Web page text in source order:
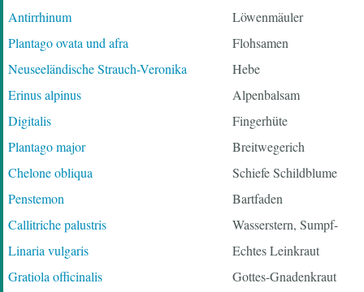
Antirrhinum
Löwenmäuler
Plantago ovata und afra
Flohsamen
Neuseeländische Strauch-Veronika
Hebe
Erinus alpinus
Alpenbalsam
Digitalis
Fingerhüte
Plantago major
Breitwegerich
Chelone obliqua
Schiefe Schildblume
Penstemon
Bartfaden
Callitriche palustris
Wasserstern, Sumpf-
Linaria vulgaris
Echtes Leinkraut
Gratiola officinalis
Gottes-Gnadenkraut